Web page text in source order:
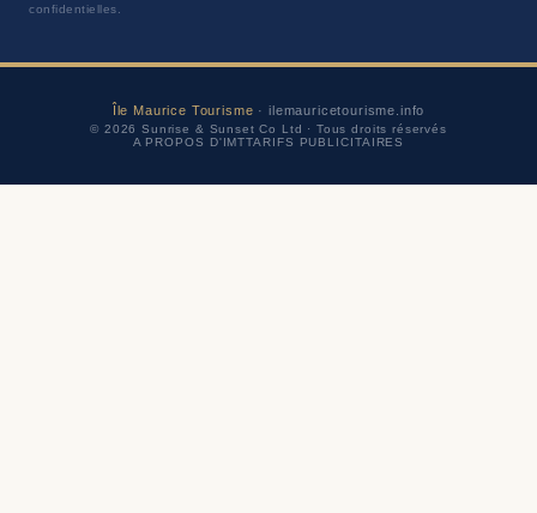
confidentielles.
Île Maurice Tourisme · ilemauricetourisme.info
© 2026 Sunrise & Sunset Co Ltd · Tous droits réservés
A PROPOS D'IMTTARIFS PUBLICITAIRES